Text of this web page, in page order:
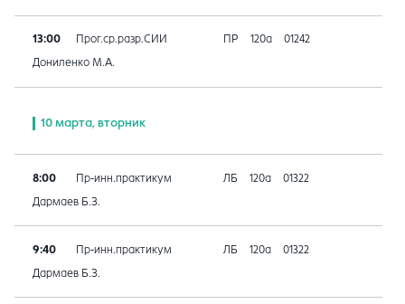
13:00 Прог.ср.разр.СИИ ПР 120а 01242
Дониленко М.А.
10 марта, вторник
8:00 Пр-инн.практикум ЛБ 120а 01322
Дармаев Б.З.
9:40 Пр-инн.практикум ЛБ 120а 01322
Дармаев Б.З.